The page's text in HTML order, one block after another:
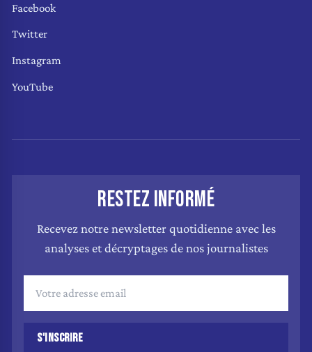
Facebook
Twitter
Instagram
YouTube
RESTEZ INFORMÉ
Recevez notre newsletter quotidienne avec les
analyses et décryptages de nos journalistes
S'INSCRIRE